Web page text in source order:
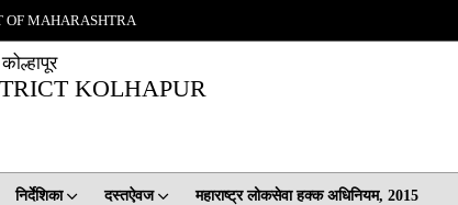
OF MAHARASHTRA
KOLHAPUR
निर्देशिका दस्तऐवज महाराष्ट्र लोकसेवा हक्क अधिनियम, 2015